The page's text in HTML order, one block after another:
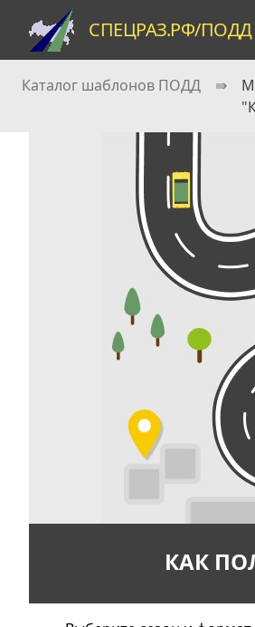
СПЕЦРАЗ.РФ/ПОДД
Каталог шаблонов ПОДД ⇛
КАК